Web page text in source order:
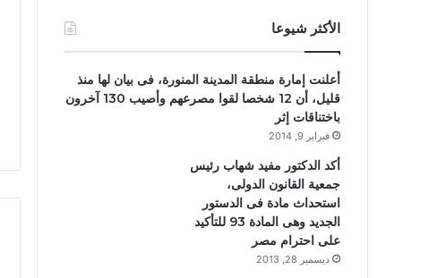
الأكثر شيوعا
أعلنت إمارة منطقة المدينة المنورة، فى بيان لها منذ
قليل، أن 12 شخصا لقوا مصرعهم وأصيب 130 آخرون
باختناقات إثر
فبراير 9, 2014
أكد الدكتور مفيد شهاب رئيس
جمعية القانون الدولى،
استحداث مادة فى الدستور
الجديد وهى المادة 93 للتأكيد
على احترام مصر
ديسمبر 28, 2013